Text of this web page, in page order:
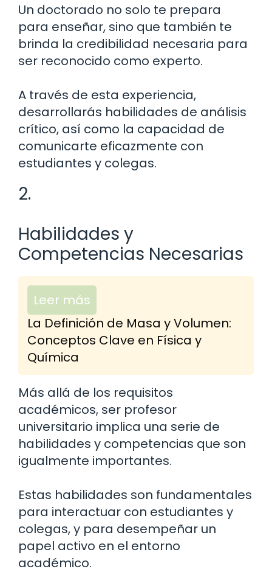
Un doctorado no solo te prepara
para enseñar, sino que también te
brinda la credibilidad necesaria para
ser reconocido como experto.
A través de esta experiencia,
desarrollarás habilidades de análisis
crítico, así como la capacidad de
comunicarte eficazmente con
estudiantes y colegas.
2.
Habilidades y
Competencias Necesarias
Leer más
La Definición de Masa y Volumen:
Conceptos Clave en Física y
Química
Más allá de los requisitos
académicos, ser profesor
universitario implica una serie de
habilidades y competencias que son
igualmente importantes.
Estas habilidades son fundamentales
para interactuar con estudiantes y
colegas, y para desempeñar un
papel activo en el entorno
académico.